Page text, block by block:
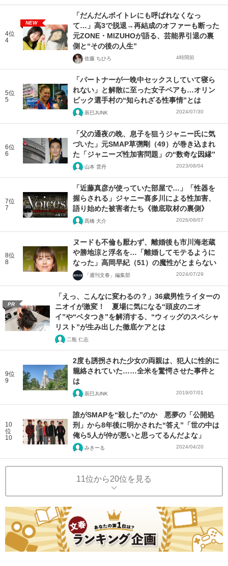
4位
4
NEW
「だんだんボイトレにも呼ばれなくなっ
て…」高3で脱退→再結成のオファーも断った
元ZONE・MIZUHOが語る、芸能界引退の裏
側と“その後の人生”
佐藤 ちひろ 4時間前
5位
5
「パートナーが一晩中セックスしていて寝ら
れない」と解散に至った女子ペアも…オリン
ピック選手村の“知られざる性事情”とは
辰巳JUNK 2024/07/30
6位
6
「父の通夜の晩、息子を狙うジャニー氏に気
づいた」元SMAP草彅剛（49）が巻き込まれ
た「ジャニーズ性加害問題」の“数奇な因縁”
山本 雲丹 2023/08/04
7位
7
「近藤真彦が使っていた部屋で…」「性器を
握らされる」ジャニー喜多川による性加害、
語り始めた被害者たち《徹底取材の裏側》
髙橋 大介 2026/08/07
8位
8
ヌードも不倫も厭わず、離婚後も市川海老蔵
や勝地涼と浮名を…「離婚してモテるように
なった」高岡早紀（51）の魔性がとまらない
「週刊文春」編集部 2024/07/29
PR
「えっ、こんなに変わるの？」36歳男性ライターの
ニオイが激変！ 夏場に気になる“頭皮のニオ
イ”や“ベタつき”を解消する、“ウィッグのスペシャ
リスト”が生み出した徹底ケアとは
二瓶 仁志
9位
9
2度も誘拐された少女の両親は、犯人に性的に
籠絡されていた……全米を驚愕させた事件と
は
辰巳JUNK 2019/07/01
10
位
10
誰がSMAPを“殺した”のか 悪夢の「公開処
刑」から8年後に明かされた“答え”「世の中は
俺ら5人が仲が悪いと思ってるんだよな」
みきーる 2024/04/20
11位から20位を見る